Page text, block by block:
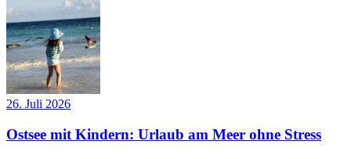
26. Juli 2026
Ostsee mit Kindern: Urlaub am Meer ohne Stress